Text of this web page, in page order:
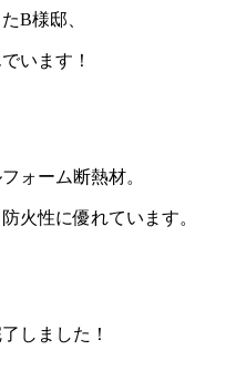
B様邸、
います！
ォーム断熱材。
火性に優れています。
しました！